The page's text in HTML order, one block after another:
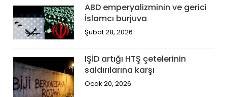
ABD emperyalizminin ve gerici
İslamcı burjuva
Şubat 28, 2026
IŞİD artığı HTŞ çetelerinin
saldırılarına karşı
Ocak 20, 2026